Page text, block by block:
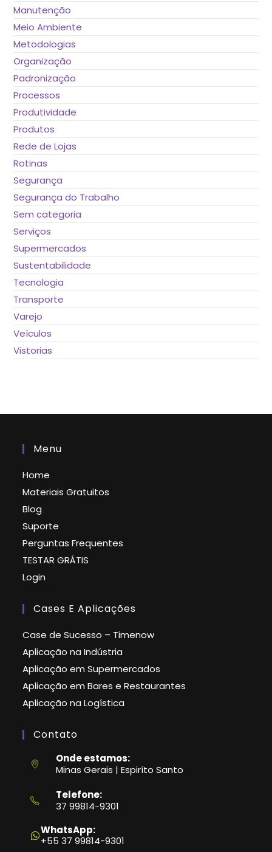
Manutenção
Meio Ambiente
Metodologias
Organização
Padronização
Processos
Produtividade
Produtos
Rede de Lojas
Rotinas
Segurança
Segurança do Trabalho
Sem categoria
Serviços
Supermercados
Sustentabilidade
Tecnologia
Transporte
Varejo
Veículos
Vistorias
Menu
Home
Materiais Gratuitos
Blog
Suporte
Perguntas Frequentes
TESTAR GRÁTIS
Login
Cases E Aplicações
Case de Sucesso – Timenow
Aplicação na Indústria
Aplicação em Supermercados
Aplicação em Bares e Restaurantes
Aplicação na Logística
Contato
Onde estamos:
Minas Gerais | Espiríto Santo
Telefone:
37 99814-9301
em
seu
aplicativo
WhatsApp:
+55 37 99814-9301